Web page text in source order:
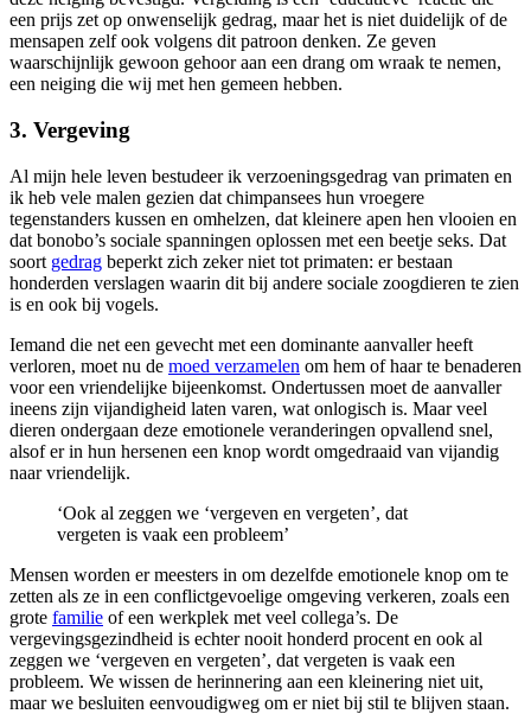
een prijs zet op onwenselijk gedrag, maar het is niet duidelijk of de
mensapen zelf ook volgens dit patroon denken. Ze geven
waarschijnlijk gewoon gehoor aan een drang om wraak te nemen,
een neiging die wij met hen gemeen hebben.
3. Vergeving
Al mijn hele leven bestudeer ik verzoeningsgedrag van primaten en
ik heb vele malen gezien dat chimpansees hun vroegere
tegenstanders kussen en omhelzen, dat kleinere apen hen vlooien en
dat bonobo’s sociale spanningen oplossen met een beetje seks. Dat
soort gedrag beperkt zich zeker niet tot primaten: er bestaan
honderden verslagen waarin dit bij andere sociale zoogdieren te zien
is en ook bij vogels.
Iemand die net een gevecht met een dominante aanvaller heeft
verloren, moet nu de moed verzamelen om hem of haar te benaderen
voor een vriendelijke bijeenkomst. Ondertussen moet de aanvaller
ineens zijn vijandigheid laten varen, wat onlogisch is. Maar veel
dieren ondergaan deze emotionele veranderingen opvallend snel,
alsof er in hun hersenen een knop wordt omgedraaid van vijandig
naar vriendelijk.
‘Ook al zeggen we ‘vergeven en vergeten’, dat
vergeten is vaak een probleem’
Mensen worden er meesters in om dezelfde emotionele knop om te
zetten als ze in een conflictgevoelige omgeving verkeren, zoals een
grote familie of een werkplek met veel collega’s. De
vergevingsgezindheid is echter nooit honderd procent en ook al
zeggen we ‘vergeven en vergeten’, dat vergeten is vaak een
probleem. We wissen de herinnering aan een kleinering niet uit,
maar we besluiten eenvoudigweg om er niet bij stil te blijven staan.